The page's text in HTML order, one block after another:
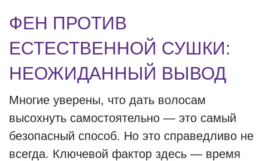
ФЕН ПРОТИВ
ЕСТЕСТВЕННОЙ СУШКИ:
НЕОЖИДАННЫЙ ВЫВОД
Многие уверены, что дать волосам
высохнуть самостоятельно — это самый
безопасный способ. Но это справедливо не
всегда. Ключевой фактор здесь — время